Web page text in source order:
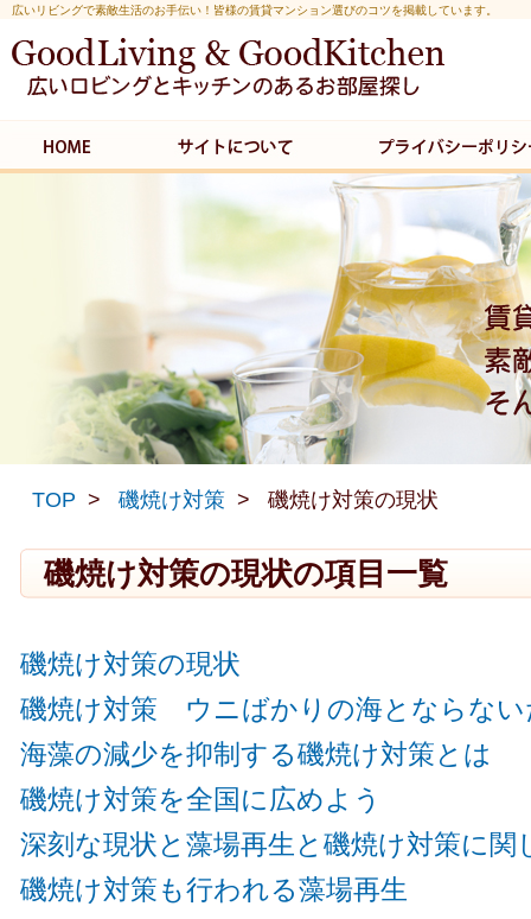
広いリビングで素敵生活のお手伝い！皆様の賃貸マンション選びのコツを掲載しています。
TOP 磯焼け対策 磯焼け対策の現状
磯焼け対策の現状の項目一覧
磯焼け対策の現状
磯焼け対策 ウニばかりの海とならない
海藻の減少を抑制する磯焼け対策とは
磯焼け対策を全国に広めよう
深刻な現状と藻場再生と磯焼け対策に関
磯焼け対策も行われる藻場再生